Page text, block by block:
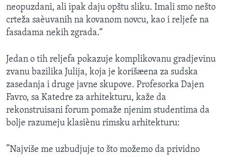
neopuzdani, ali ipak daju opštu sliku. Imali smo nešto
crteža saèuvanih na kovanom novcu, kao i reljefe na
fasadama nekih zgrada.“
Jedan o tih reljefa pokazuje komplikovanu gradjevinu
zvanu bazilika Julija, koja je korišæena za sudska
zasedanja i druge javne skupove. Profesorka Dajen
Favro, sa Katedre za arhitekturu, kaže da
rekonstruisani forum pomaže njenim studentima da
bolje razumeju klasiènu rimsku arhitekturu:
”Najviše me uzbudjuje to što možemo da prividno